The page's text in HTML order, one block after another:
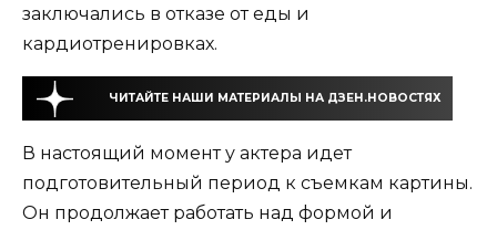
заключались в отказе от еды и
кардиотренировках.
ЧИТАЙТЕ НАШИ МАТЕРИАЛЫ НА ДЗЕН.НОВОСТЯХ
В настоящий момент у актера идет
подготовительный период к съемкам картины.
Он продолжает работать над формой и